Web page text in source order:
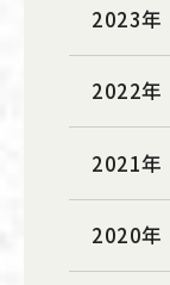
2023年
2022年
2021年
2020年